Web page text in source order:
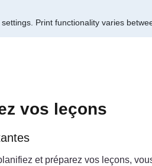
Print functionality varies
vos leçons
et préparez vos leçons,